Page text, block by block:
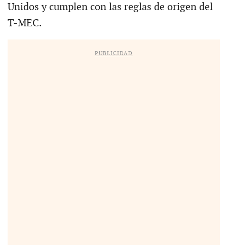
Unidos y cumplen con las reglas de origen del
T-MEC.
PUBLICIDAD